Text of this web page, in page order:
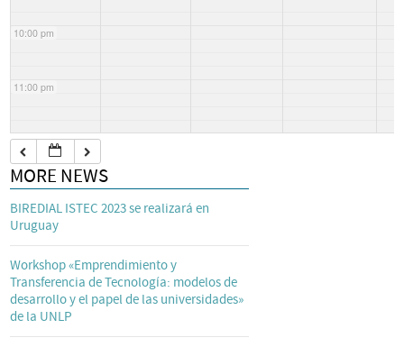
10:00 pm
11:00 pm
MORE NEWS
BIREDIAL ISTEC 2023 se realizará en
Uruguay
Workshop «Emprendimiento y
Transferencia de Tecnología: modelos de
desarrollo y el papel de las universidades»
de la UNLP